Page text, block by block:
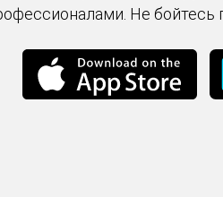
Не бойтесь